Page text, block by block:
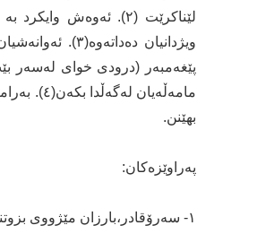
لێناکرێت (٢). ئەوەش
ویژدانیان
پێغەمبەر (درودی خوای لەسەر
بھێنن.
پەراوێزەکان: